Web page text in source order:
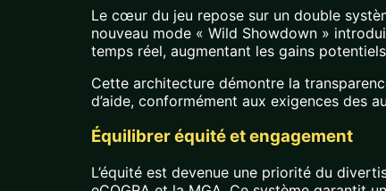
Le cœur du jeu repose sur un double
nouveau mode « Wild Showdown »
temps réel, augmentant les gains
Cette architecture démontre la
d’aide, conformément aux exigences des
Équilibrer équité et engagement
L’équité est devenue une priorité du